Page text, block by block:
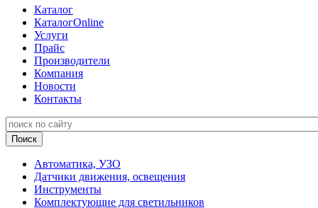
Каталог
КаталогOnline
Услуги
Прайс
Производители
Компания
Новости
Контакты
Автоматика, УЗО
Датчики движения, освещения
Инструменты
Комплектующие для светильников